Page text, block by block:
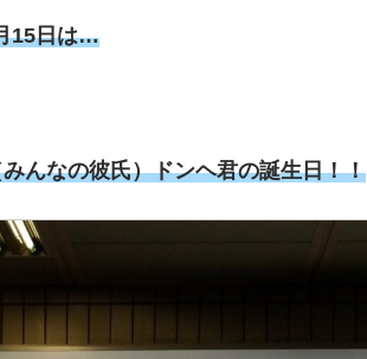
15日は…
んなの彼氏）ドンヘ君の誕生日！！